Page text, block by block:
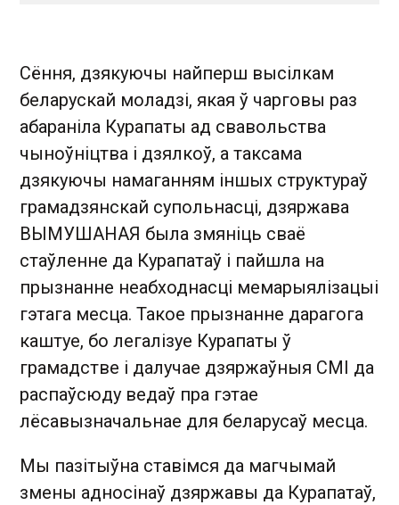
Сёння, дзякуючы найперш высілкам
беларускай моладзі, якая ў чарговы раз
абараніла Курапаты ад свавольства
чыноўніцтва і дзялкоў, а таксама
дзякуючы намаганням іншых структураў
грамадзянскай супольнасці, дзяржава
ВЫМУШАНАЯ была змяніць сваё
стаўленне да Курапатаў і пайшла на
прызнанне неабходнасці мемарыялізацыі
гэтага месца. Такое прызнанне дарагога
каштуе, бо легалізуе Курапаты ў
грамадстве і далучае дзяржаўныя СМІ да
распаўсюду ведаў пра гэтае
лёсавызначальнае для беларусаў месца.
Мы пазітыўна ставімся да магчымай
змены адносінаў дзяржавы да Курапатаў,